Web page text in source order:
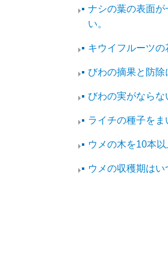
ナシの葉の表面
い。
キウイフルーツの
びわの摘果と防除
びわの実がならな
ライチの種子をま
ウメの木を10本
ウメの収穫期はい